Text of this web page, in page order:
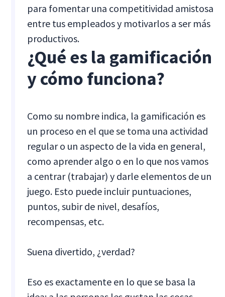
para fomentar una competitividad amistosa
entre tus empleados y motivarlos a ser más
productivos.
¿Qué es la gamificación
y cómo funciona?
Como su nombre indica, la gamificación es
un proceso en el que se toma una actividad
regular o un aspecto de la vida en general,
como aprender algo o en lo que nos vamos
a centrar (trabajar) y darle elementos de un
juego. Esto puede incluir puntuaciones,
puntos, subir de nivel, desafíos,
recompensas, etc.
Suena divertido, ¿verdad?
Eso es exactamente en lo que se basa la